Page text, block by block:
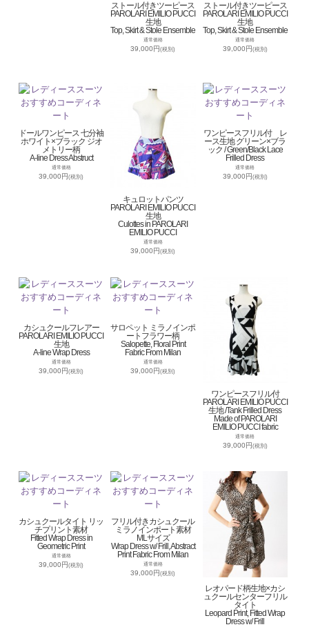
ストール付きツーピース
PAROLARI EMILIO PUCCI
生地
Top, Skirt & Stole Ensemble
通常価格
39,000円(税別)
ストール付きツーピース
PAROLARI EMILIO PUCCI
生地
Top, Skirt & Stole Ensemble
通常価格
39,000円(税別)
ドールワンピース 七分袖
ホワイト×ブラック ジオ
メトリー柄
A-line Dress Abstruct
通常価格
39,000円(税別)
キュロットパンツ
PAROLARI EMILIO PUCCI
生地
Culottes in PAROLARI
EMILIO PUCCI
通常価格
39,000円(税別)
ワンピースフリル付 レ
ース生地 グリーン×ブラ
ック / Green/Black Lace
Frilled Dress
通常価格
39,000円(税別)
カシュクールフレアー
PAROLARI EMILIO PUCCI
生地
A-line Wrap Dress
通常価格
39,000円(税別)
サロペット ミラノインポ
ートフラワー柄
Salopette, Floral Print
Fabric From Milan
通常価格
39,000円(税別)
ワンピースフリル付
PAROLARI EMILIO PUCCI
生地 /Tank Frilled Dress
Made of PAROLARI
EMILIO PUCCI fabric
通常価格
39,000円(税別)
カシュクールタイト リッ
チプリント素材
Fitted Wrap Dress in
Geometric Print
通常価格
39,000円(税別)
フリル付きカシュクール
ミラノインポート素材
MLサイズ
Wrap Dress w/ Frill, Abstract
Print Fabric From Milan
通常価格
39,000円(税別)
レオパード柄生地×カシ
ュクールセンターフリル
タイト
Leopard Print, Fitted Wrap
Dress w/ Frill